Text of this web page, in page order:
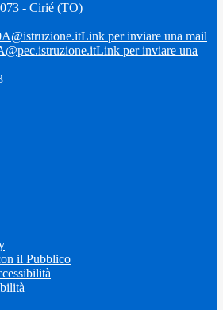
- Cirié (TO)
Link per inviare una mail
Link per inviare una
il Pubblico